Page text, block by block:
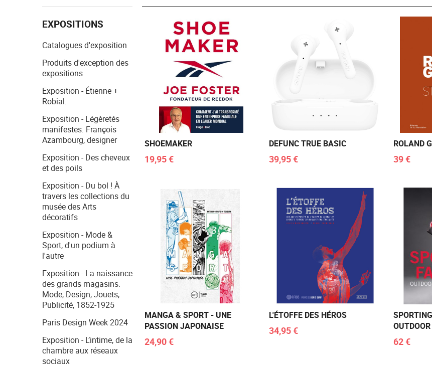
EXPOSITIONS
Catalogues d'exposition
Produits d'exception des
expositions
Exposition - Étienne +
Robial.
Exposition - Légèretés
manifestes. François
Azambourg, designer
Exposition - Des cheveux
et des poils
Exposition - Du bol ! À
travers les collections du
musée des Arts
décoratifs
Exposition - Mode &
Sport, d'un podium à
l'autre
Exposition - La naissance
des grands magasins.
Mode, Design, Jouets,
Publicité, 1852-1925
Paris Design Week 2024
Exposition - L’intime, de la
chambre aux réseaux
sociaux
SHOEMAKER
19,95 €
DEFUNC TRUE BASIC
39,95 €
ROLAND
39 €
MANGA & SPORT - UNE
PASSION JAPONAISE
24,90 €
L'ÉTOFFE DES HÉROS
34,95 €
62 €